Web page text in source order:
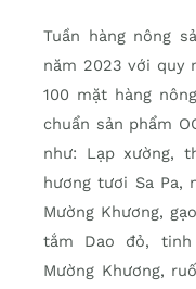
Tuần hàng nông
năm 2023 với quy
100 mặt hàng
chuẩn sản phẩm
như: Lạp xường,
hương tươi Sa Pa,
Mường Khương,
tắm Dao đỏ,
Mường Khương,